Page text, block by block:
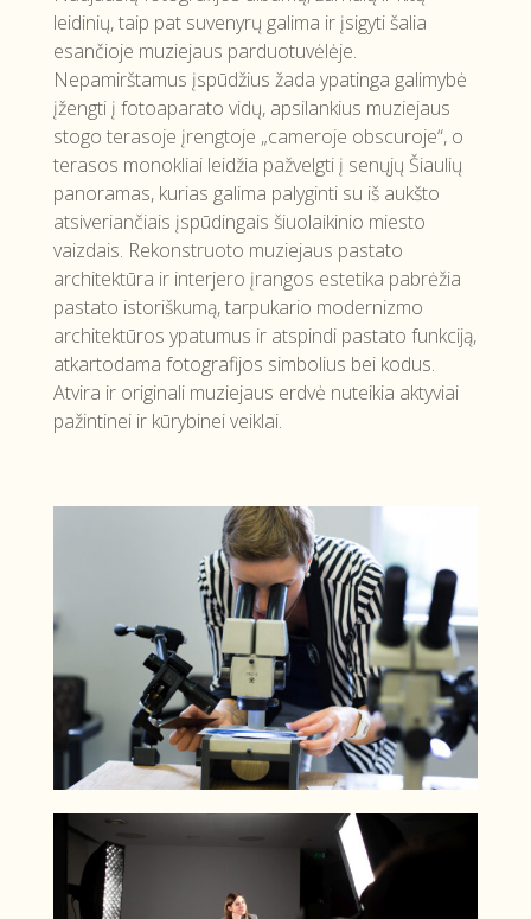
leidinių, taip pat suvenyrų galima ir įsigyti šalia
esančioje muziejaus parduotuvėlėje.
Nepamirštamus įspūdžius žada ypatinga galimybė
įžengti į fotoaparato vidų, apsilankius muziejaus
stogo terasoje įrengtoje „cameroje obscuroje“, o
terasos monokliai leidžia pažvelgti į senųjų Šiaulių
panoramas, kurias galima palyginti su iš aukšto
atsiveriančiais įspūdingais šiuolaikinio miesto
vaizdais. Rekonstruoto muziejaus pastato
architektūra ir interjero įrangos estetika pabrėžia
pastato istoriškumą, tarpukario modernizmo
architektūros ypatumus ir atspindi pastato funkciją,
atkartodama fotografijos simbolius bei kodus.
Atvira ir originali muziejaus erdvė nuteikia aktyviai
pažintinei ir kūrybinei veiklai.